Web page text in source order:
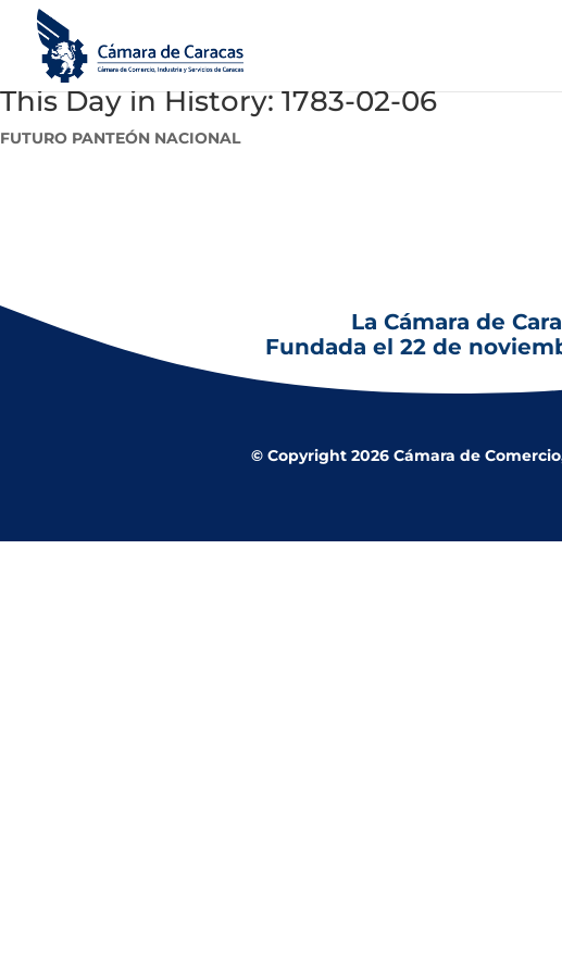
This Day in History: 1783-02-06
FUTURO PANTEÓN NACIONAL
La Cámara de
Fundada el 22 de
© Copyright 2026 Cámara de